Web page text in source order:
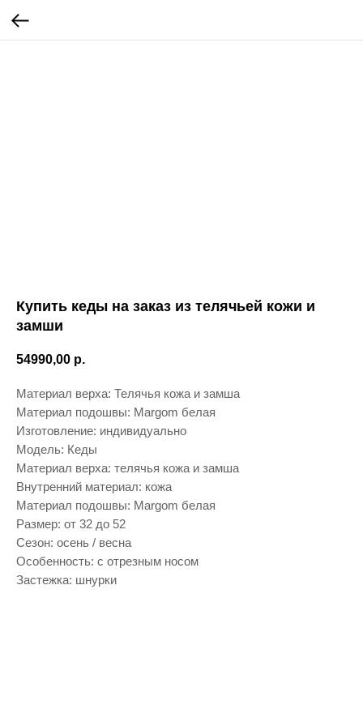
Купить кеды на заказ из телячьей кожи и
замши
54990,00 р.
Материал верха: Телячья кожа и замша
Материал подошвы: Margom белая
Изготовление: индивидуально
Модель: Кеды
Материал верха: телячья кожа и замша
Внутренний материал: кожа
Материал подошвы: Margom белая
Размер: от 32 до 52
Сезон: осень / весна
Особенность: с отрезным носом
Застежка: шнурки